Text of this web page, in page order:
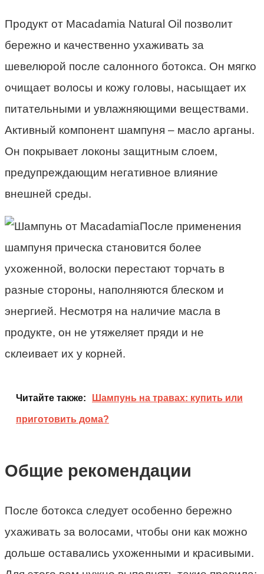
Продукт от Macadamia Natural Oil позволит
бережно и качественно ухаживать за
шевелюрой после салонного ботокса. Он мягко
очищает волосы и кожу головы, насыщает их
питательными и увлажняющими веществами.
Активный компонент шампуня – масло арганы.
Он покрывает локоны защитным слоем,
предупреждающим негативное влияние
внешней среды.
После применения
шампуня прическа становится более
ухоженной, волоски перестают торчать в
разные стороны, наполняются блеском и
энергией. Несмотря на наличие масла в
продукте, он не утяжеляет пряди и не
склеивает их у корней.
Читайте также: Шампунь на травах: купить или
приготовить дома?
Общие рекомендации
После ботокса следует особенно бережно
ухаживать за волосами, чтобы они как можно
дольше оставались ухоженными и красивыми.